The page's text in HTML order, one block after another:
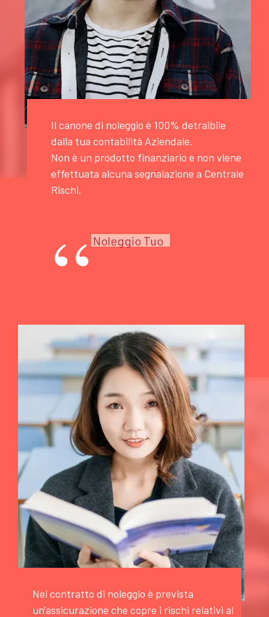
Il canone di noleggio è 100% detraibile
dalla tua contabilità Aziendale.
Non è un prodotto finanziario e non viene
effettuata alcuna segnalazione a Centrale
Rischi.
“ Noleggio Tuo
Nel contratto di noleggio è prevista
un'assicurazione che copre i rischi relativi al